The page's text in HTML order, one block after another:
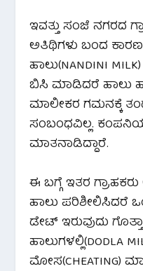
ಇವತ್ತು ಸಂಜೆ ನಗರದ
ಅತಿಥಿಗಳು ಬಂದ
ಹಾಲು(NANDINI
ಬಿಸಿ ಮಾಡಿದರೆ ಹಾಲು
ಮಾಲೀಕರ ಗಮನಕ್ಕೆ
ಸಂಬಂಧವಿಲ್ಲ.
ಮಾತನಾಡಿದ್ದಾರೆ.
ಈ ಬಗ್ಗೆ ಇತರ
ಹಾಲು ಪರಿಶೀಲಿಸಿದರೆ
ಡೇಟ್ ಇರುವುದು
ಹಾಲುಗಳಲ್ಲಿ(DODLA
ಮೋಸ(CHEATING)